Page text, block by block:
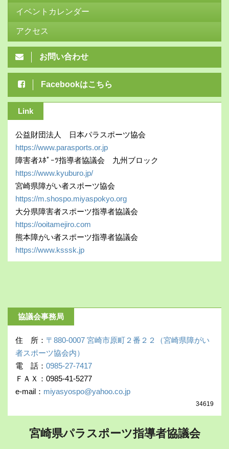
イベントカレンダー
アクセス
お問い合わせ
Facebookはこちら
Link
公益財団法人 日本パラスポーツ協会
https://www.parasports.or.jp
障害者ｽﾎﾟｰﾂ指導者協議会 九州ブロック
https://www.kyuburo.jp/
宮崎県障がい者スポーツ協会
https://m.shospo.miyaspokyo.org
大分県障害者スポーツ指導者協議会
https://ooitamejiro.com
熊本障がい者スポーツ指導者協議会
https://www.ksssk.jp
協議会事務局
住 所： 〒880-0007 宮崎市原町２番２２（宮崎県障がい
者スポーツ協会内）
電 話： 0985-27-7417
ＦＡＸ：0985-41-5277
e-mail： miyasyospo@yahoo.co.jp
34619
宮崎県パラスポーツ指導者協議会